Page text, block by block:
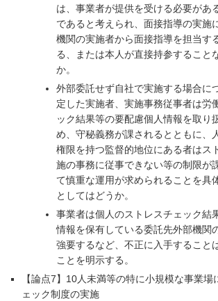
は、事業者が提供を受ける必要があ
であると考えられ、面接指導の実施
機関の実施者から面接指導を担当す
る、または本人が直接持参すること
か。
外部委託せず自社で実施する場合に
定した実施者、実施事務従事者は労
ック結果等の要配慮個人情報を取り
め、守秘義務が課されるとともに、
権限を持つ監督的地位にある者はス
施の事務に従事できない等の制限が
て慎重な運用が求められることを具
としてはどうか。
事業者は個人のストレスチェック結
情報を保有している委託先外部機関
強要するなど、不正に入手すること
ことを明示する。
【論点7】10人未満等の特に小規模な事業場
ェック制度の実施